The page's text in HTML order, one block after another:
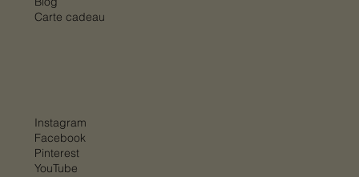
Carte cadeau
Instagram
Facebook
Pinterest
YouTube